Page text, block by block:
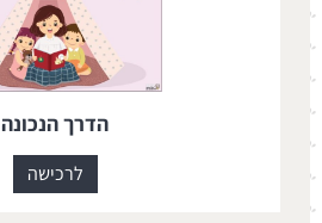
הדרך הנכונה
לרכישה